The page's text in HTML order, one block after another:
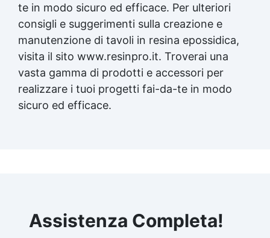
te in modo sicuro ed efficace. Per ulteriori
consigli e suggerimenti sulla creazione e
manutenzione di tavoli in resina epossidica,
visita il sito www.resinpro.it. Troverai una
vasta gamma di prodotti e accessori per
realizzare i tuoi progetti fai-da-te in modo
sicuro ed efficace.
Assistenza Completa!